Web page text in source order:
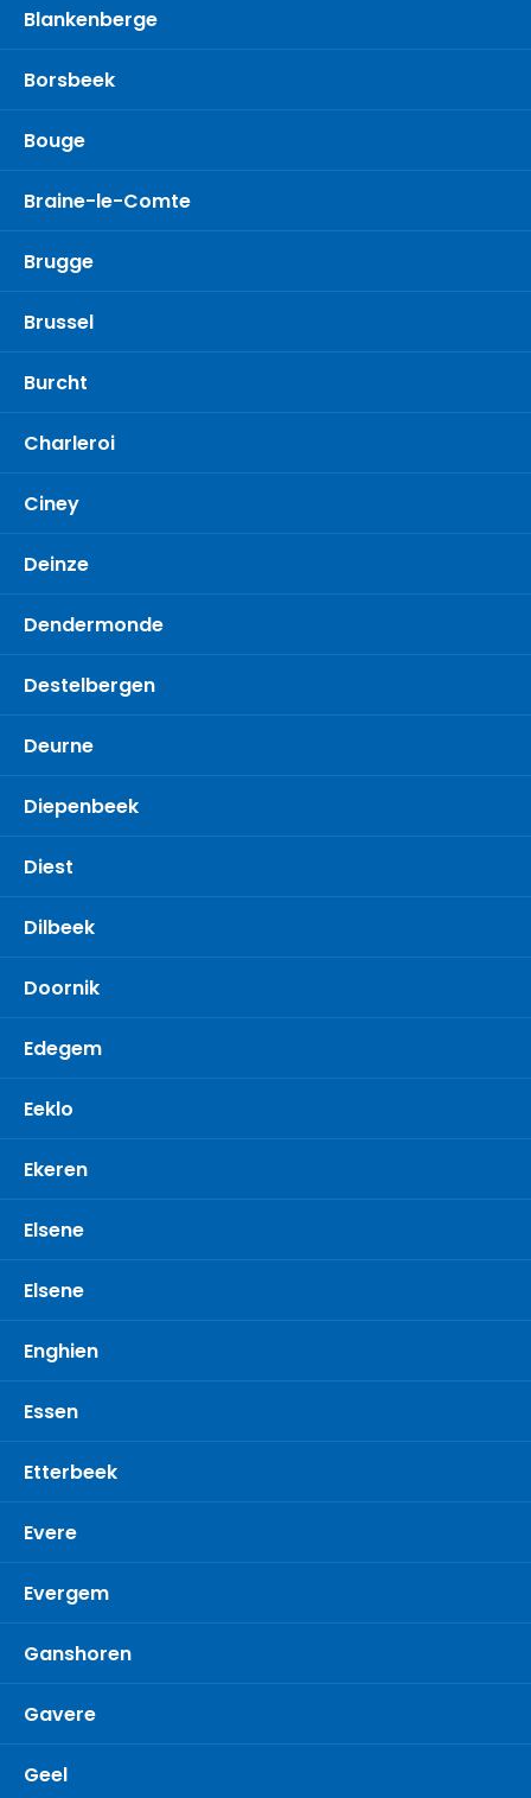
Blankenberge
Borsbeek
Bouge
Braine-le-Comte
Brugge
Brussel
Burcht
Charleroi
Ciney
Deinze
Dendermonde
Destelbergen
Deurne
Diepenbeek
Diest
Dilbeek
Doornik
Edegem
Eeklo
Ekeren
Elsene
Elsene
Enghien
Essen
Etterbeek
Evere
Evergem
Ganshoren
Gavere
Geel